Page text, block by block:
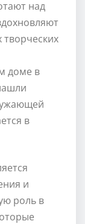
над
творческих
доме в
в
и
роль в